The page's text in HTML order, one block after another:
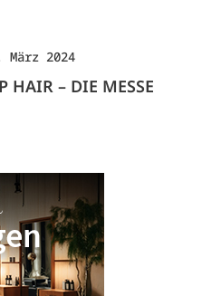
März 2024
– DIE MESSE